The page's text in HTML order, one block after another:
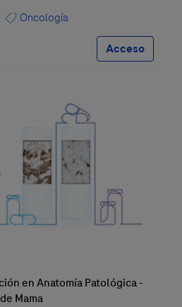
Oncología
Acceso
en Anatomía Patológica -
Mama